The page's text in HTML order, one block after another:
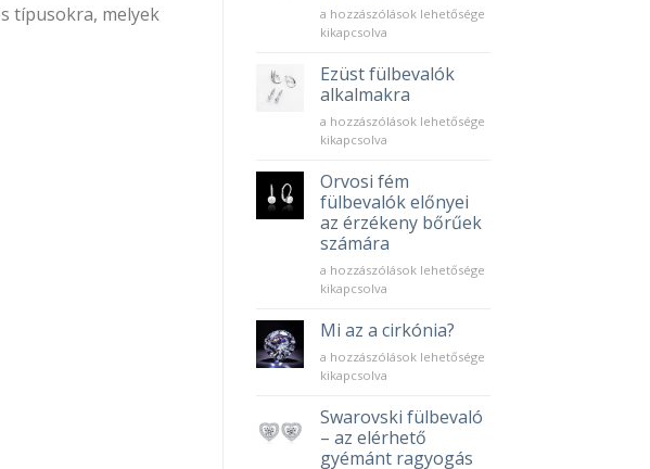
típusokra, melyek
Bedugós
gyöngy
bejegyzéshez
a hozzászólások lehetősége
kikapcsolva
Ezüst fülbevalók
alkalmakra
Ezüst
fülbevalók
bejegyzéshez
a hozzászólások lehetősége
kikapcsolva
Orvosi fém
fülbevalók előnyei
az érzékeny bőrűek
számára
Orvosi
fém
előnyei
az
érzékeny
bőrűek
bejegyzéshez
a hozzászólások lehetősége
kikapcsolva
Mi az a cirkónia?
Mi
az
cirkónia?
bejegyzéshez
a hozzászólások lehetősége
kikapcsolva
Swarovski fülbevaló
– az elérhető
gyémánt ragyogás